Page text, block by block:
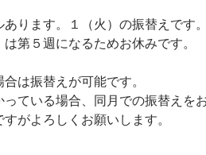
ります。１（火）の振替えです。
第５週になるためお休みです。
は振替えが可能です。
ている場合、同月での振替えを
がよろしくお願いします。